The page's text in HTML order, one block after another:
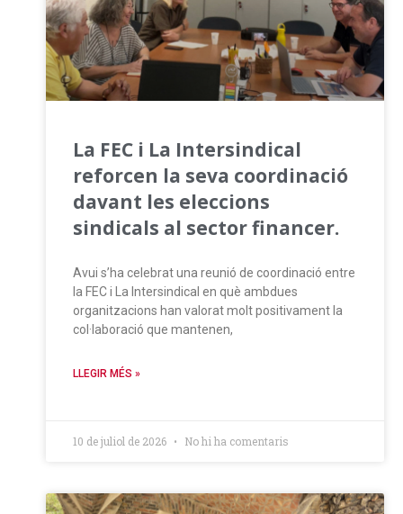
La FEC i La Intersindical
reforcen la seva coordinació
davant les eleccions
sindicals al sector financer.
Avui s’ha celebrat una reunió de coordinació entre
la FEC i La Intersindical en què ambdues
organitzacions han valorat molt positivament la
col·laboració que mantenen,
LLEGIR MÉS »
10 de juliol de 2026 No hi ha comentaris